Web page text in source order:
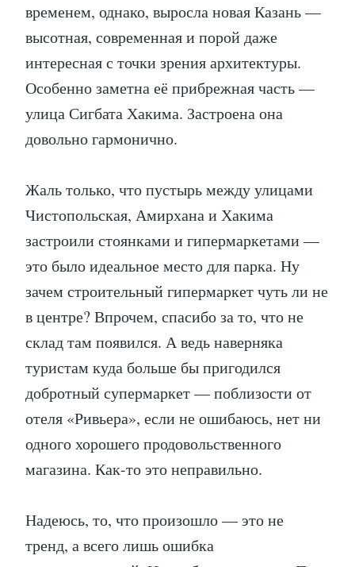
временем, однако, выросла новая Казань —
высотная, современная и порой даже
интересная с точки зрения архитектуры.
Особенно заметна её прибрежная часть —
улица Сигбата Хакима. Застроена она
довольно гармонично.
Жаль только, что пустырь между улицами
Чистопольская, Амирхана и Хакима
застроили стоянками и гипермаркетами —
это было идеальное место для парка. Ну
зачем строительный гипермаркет чуть ли не
в центре? Впрочем, спасибо за то, что не
склад там появился. А ведь наверняка
туристам куда больше бы пригодился
добротный супермаркет — поблизости от
отеля «Ривьера», если не ошибаюсь, нет ни
одного хорошего продовольственного
магазина. Как-то это неправильно.
Надеюсь, то, что произошло — это не
тренд, а всего лишь ошибка